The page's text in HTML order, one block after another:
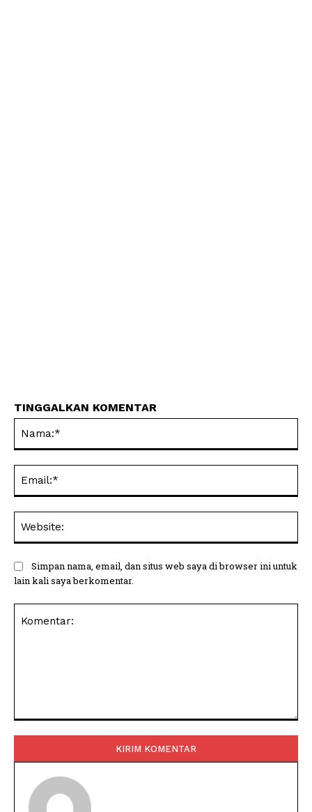
TINGGALKAN KOMENTAR
Simpan nama, email, dan situs web saya di browser ini untuk
lain kali saya berkomentar.